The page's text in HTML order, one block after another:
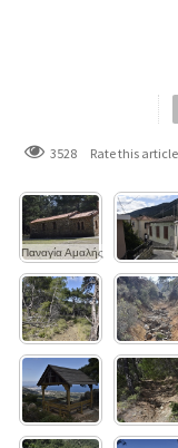
3528 Rate this
Παναγία Αμαλής